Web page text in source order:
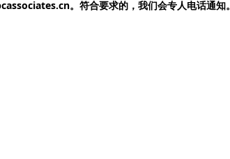
。符合要求的，我们会专人电话通知。